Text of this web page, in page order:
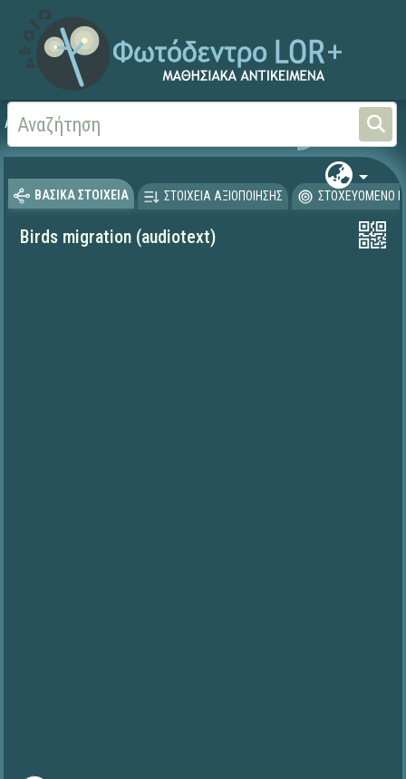
Αρχική Ξένες Γλώσσες -
ΒΑΣΙΚΑ ΣΤΟΙΧΕΙΑ ΣΤΟΙΧΕΙΑ ΑΞΙΟΠΟΙΗΣΗΣ ΣΤΟΧΕΥΟΜΕΝΟ
Birds migration (audiotext)